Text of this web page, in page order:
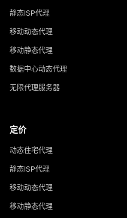
静态ISP代理
移动动态代理
移动静态代理
数据中心动态代理
无限代理服务器
定价
动态住宅代理
静态ISP代理
移动动态代理
移动静态代理